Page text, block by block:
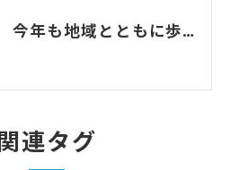
今年も地域とともに歩んだ解体の一年
連タグ